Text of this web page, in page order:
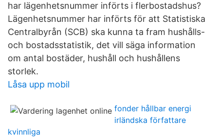
har lägenhetsnummer införts i flerbostadshus?
Lägenhetsnummer har införts för att Statistiska
Centralbyrån (SCB) ska kunna ta fram hushålls-
och bostadsstatistik, det vill säga information
om antal bostäder, hushåll och hushållens
storlek.
Låsa upp mobil
fonder hållbar energi
irländska författare
kvinnliga